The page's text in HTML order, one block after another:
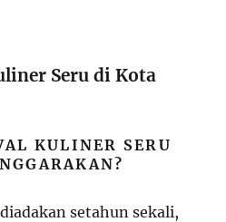
Seru di Kota
KULINER SERU
setahun sekali,